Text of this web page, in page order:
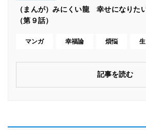
（まんが）みにくい龍 幸せになりた
（第９話）
マンガ 幸福論 煩悩
記事を読む